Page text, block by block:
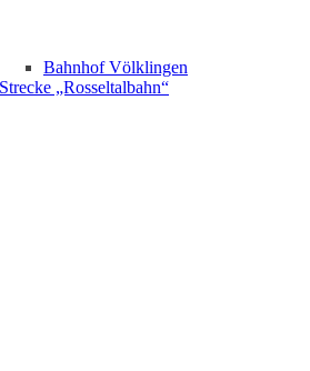
Bahnhof Völklingen
Strecke „Rosseltalbahn“